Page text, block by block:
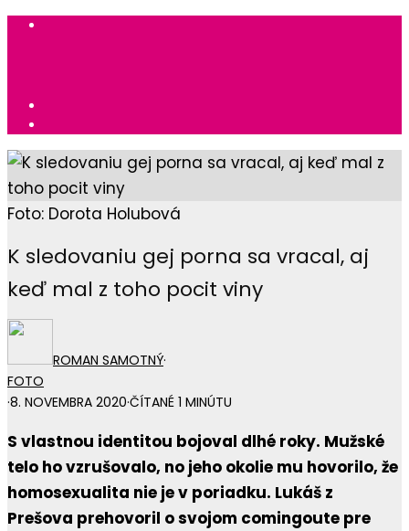
Foto: Dorota Holubová
K sledovaniu gej porna sa vracal, aj
keď mal z toho pocit viny
ROMAN SAMOTNÝ·
FOTO
·8. NOVEMBRA 2020·ČÍTANÉ 1 MINÚTU
S vlastnou identitou bojoval dlhé roky. Mužské
telo ho vzrušovalo, no jeho okolie mu hovorilo, že
homosexualita nie je v poriadku. Lukáš z
Prešova prehovoril o svojom comingoute pre